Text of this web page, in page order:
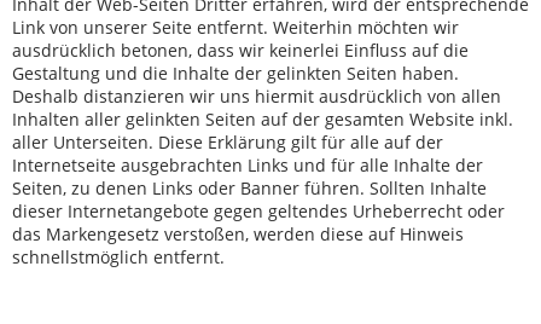
Link von unserer Seite entfernt. Weiterhin möchten wir
ausdrücklich betonen, dass wir keinerlei Einfluss auf die
Gestaltung und die Inhalte der gelinkten Seiten haben.
Deshalb distanzieren wir uns hiermit ausdrücklich von allen
Inhalten aller gelinkten Seiten auf der gesamten Website inkl.
aller Unterseiten. Diese Erklärung gilt für alle auf der
Internetseite ausgebrachten Links und für alle Inhalte der
Seiten, zu denen Links oder Banner führen. Sollten Inhalte
dieser Internetangebote gegen geltendes Urheberrecht oder
das Markengesetz verstoßen, werden diese auf Hinweis
schnellstmöglich entfernt.